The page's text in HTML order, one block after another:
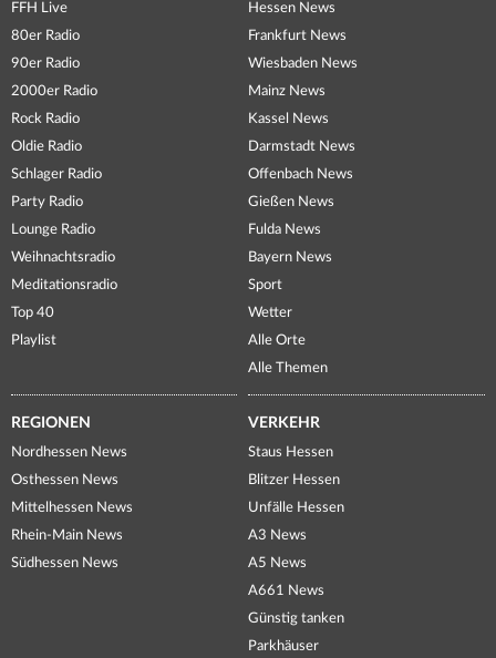
FFH Live
80er Radio
90er Radio
2000er Radio
Rock Radio
Oldie Radio
Schlager Radio
Party Radio
Lounge Radio
Weihnachtsradio
Meditationsradio
Top 40
Playlist
Hessen News
Frankfurt News
Wiesbaden News
Mainz News
Kassel News
Darmstadt News
Offenbach News
Gießen News
Fulda News
Bayern News
Sport
Wetter
Alle Orte
Alle Themen
REGIONEN
Nordhessen News
Osthessen News
Mittelhessen News
Rhein-Main News
Südhessen News
VERKEHR
Staus Hessen
Blitzer Hessen
Unfälle Hessen
A3 News
A5 News
A661 News
Günstig tanken
Parkhäuser